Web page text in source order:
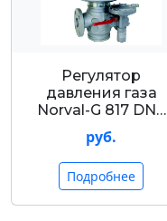
Регулятор
давления газа
Nоrval-G 817 DN…
руб.
Подробнее